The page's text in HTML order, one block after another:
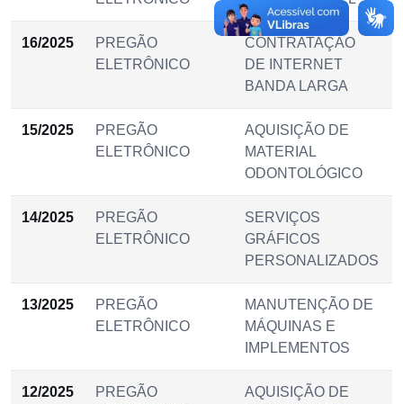
16/2025
PREGÃO
ELETRÔNICO
CONTRATAÇÃO
DE INTERNET
BANDA LARGA
15/2025
PREGÃO
ELETRÔNICO
AQUISIÇÃO DE
MATERIAL
ODONTOLÓGICO
14/2025
PREGÃO
ELETRÔNICO
SERVIÇOS
GRÁFICOS
PERSONALIZADOS
13/2025
PREGÃO
ELETRÔNICO
MANUTENÇÃO DE
MÁQUINAS E
IMPLEMENTOS
12/2025
PREGÃO
AQUISIÇÃO DE